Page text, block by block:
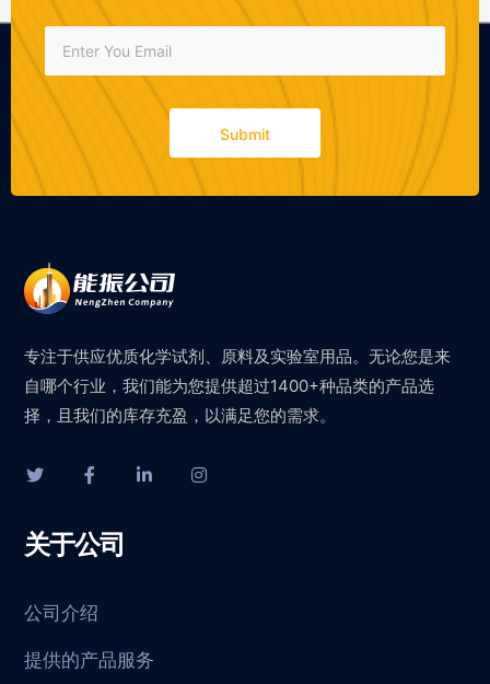
Submit
专注于供应优质化学试剂、原料及实验室用品。无论您是来
自哪个行业，我们能为您提供超过1400+种品类的产品选
择，且我们的库存充盈，以满足您的需求。
关于公司
公司介绍
提供的产品服务